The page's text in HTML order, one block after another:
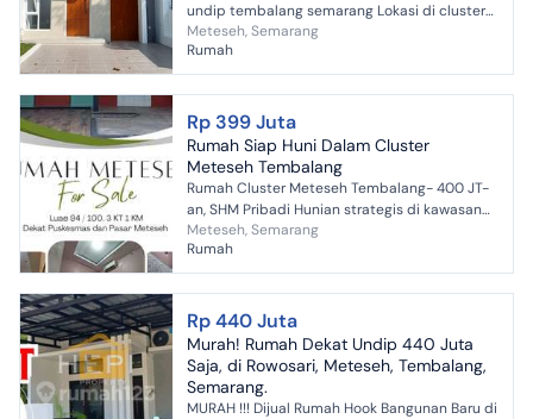
undip tembalang semarang Lokasi di cluster
siranda terrace bukit kencana jaya meteseh
tembalang semarang...
Meteseh, Semarang
Rumah
Rp 399 Juta
Rumah Siap Huni Dalam Cluster
Meteseh Tembalang
Rumah Cluster Meteseh Tembalang- 400 JT-
an, SHM Pribadi Hunian strategis di kawasan
Sendangmulyo - Tembalang, hanya ±300 m
dari jalan raya. Lingk...
Meteseh, Semarang
Rumah
Rp 440 Juta
Murah! Rumah Dekat Undip 440 Juta
Saja, di Rowosari, Meteseh, Tembalang,
Semarang.
MURAH !!! Dijual Rumah Hook Bangunan Baru di